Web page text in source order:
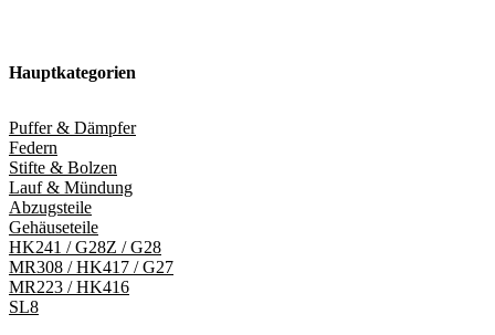
Hauptkategorien
Puffer & Dämpfer
Federn
Stifte & Bolzen
Lauf & Mündung
Abzugsteile
Gehäuseteile
HK241 / G28Z / G28
MR308 / HK417 / G27
MR223 / HK416
SL8